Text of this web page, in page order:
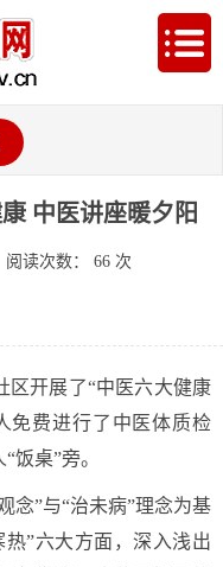
中医讲座暖夕阳
阅读次数： 66次
区开展了“中医六大健康
免费进行了中医体质检
饭桌”旁。
念”与“治未病”理念为基
”六大方面，深入浅出